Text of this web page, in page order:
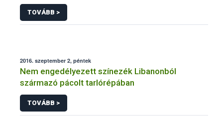
TOVÁBB >
2016. szeptember 2, péntek
Nem engedélyezett színezék Libanonból
származó pácolt tarlórépában
TOVÁBB >